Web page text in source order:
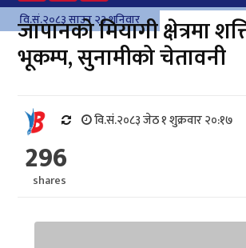
वि.सं.२०८३ साउन २३ शनिवार
जापानको मियागी क्षेत्रमा
भूकम्प, सुनामीको चेतावनी
वि.सं.२०८३ जेठ १ शुक्रवार २०:१७
296
shares